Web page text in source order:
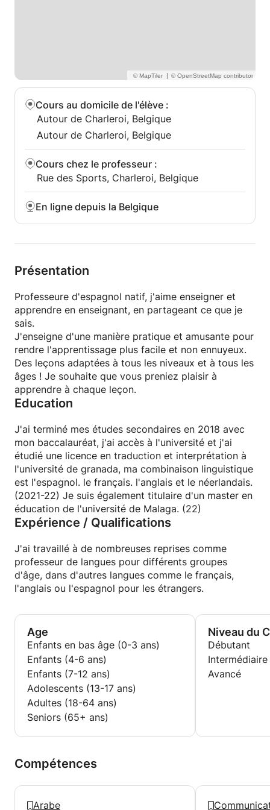
✅ Passionnés de langues et de cultures
Pourquoi apprendre l'arabe avec moi ?
Je parle votre langue et je comprends vos défis
J'utilise des méthodes d'enseignement modernes et
motivantes.
Vous apprendrez non seulement la langue, mais
aussi la culture et les traditions arabes.
et naturel !
Le meilleur moment pour commencer, c'est
maintenant.
✨ مرحباً (Bienvenue !)
|
Cours au domicile de l'élève :
Autour de Charleroi, Belgique
Autour de Charleroi, Belgique
Cours chez le professeur :
Rue des Sports, Charleroi, Belgique
En ligne depuis la Belgique
Présentation
Professeure d'espagnol natif, j'aime enseigner et
apprendre en enseignant, en partageant ce que je
sais.
J'enseigne d'une manière pratique et amusante pour
rendre l'apprentissage plus facile et non ennuyeux.
Des leçons adaptées à tous les niveaux et à tous les
âges ! Je souhaite que vous preniez plaisir à
apprendre à chaque leçon.
Education
J'ai terminé mes études secondaires en 2018 avec
mon baccalauréat, j'ai accès à l'université et j'ai
étudié une licence en traduction et interprétation à
l'université de granada, ma combinaison linguistique
est l'espagnol. le français. l'anglais et le néerlandais.
(2021-22) Je suis également titulaire d'un master en
éducation de l'université de Malaga. (22)
Expérience / Qualifications
J'ai travaillé à de nombreuses reprises comme
professeur de langues pour différents groupes
d'âge, dans d'autres langues comme le français,
l'anglais ou l'espagnol pour les étrangers.
Age
Enfants en bas âge (0-3 ans)
Enfants (4-6 ans)
Enfants (7-12 ans)
Adolescents (13-17 ans)
Adultes (18-64 ans)
Seniors (65+ ans)
Niveau du
Débutant
Intermédiaire
Avancé
Compétences
Arabe